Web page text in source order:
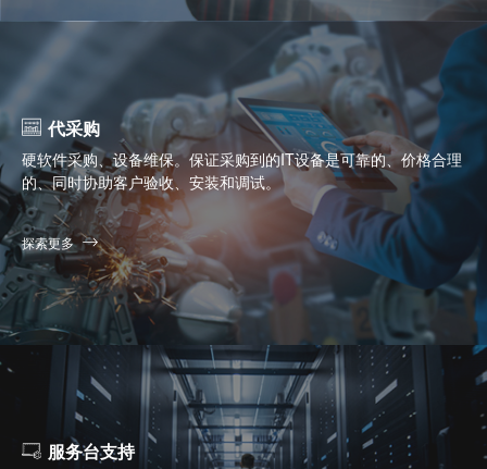
代采购
硬软件采购、设备维保。保证采购到的IT设备是可靠的、价格合理
的、同时协助客户验收、安装和调试。
探索更多
服务台支持